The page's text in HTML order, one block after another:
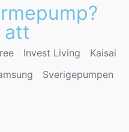
att
Invest Living
Kaisai
Sverigepumpen